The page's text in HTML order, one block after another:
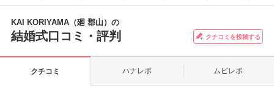
KAI KORIYAMA（廻 郡山）の
結婚式口コミ・評判 クチコミを投稿する
クチコミ ハナレポ ムビレポ